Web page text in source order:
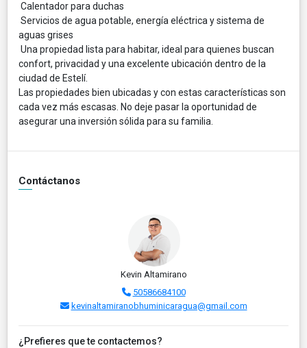
Calentador para duchas
Servicios de agua potable, energía eléctrica y sistema de
aguas grises
Una propiedad lista para habitar, ideal para quienes buscan
confort, privacidad y una excelente ubicación dentro de la
ciudad de Estelí.
Las propiedades bien ubicadas y con estas características son
cada vez más escasas. No deje pasar la oportunidad de
asegurar una inversión sólida para su familia.
Contáctanos
Kevin Altamirano
50586684100
kevinaltamiranobhuminicaragua@gmail.com
¿Prefieres que te contactemos?